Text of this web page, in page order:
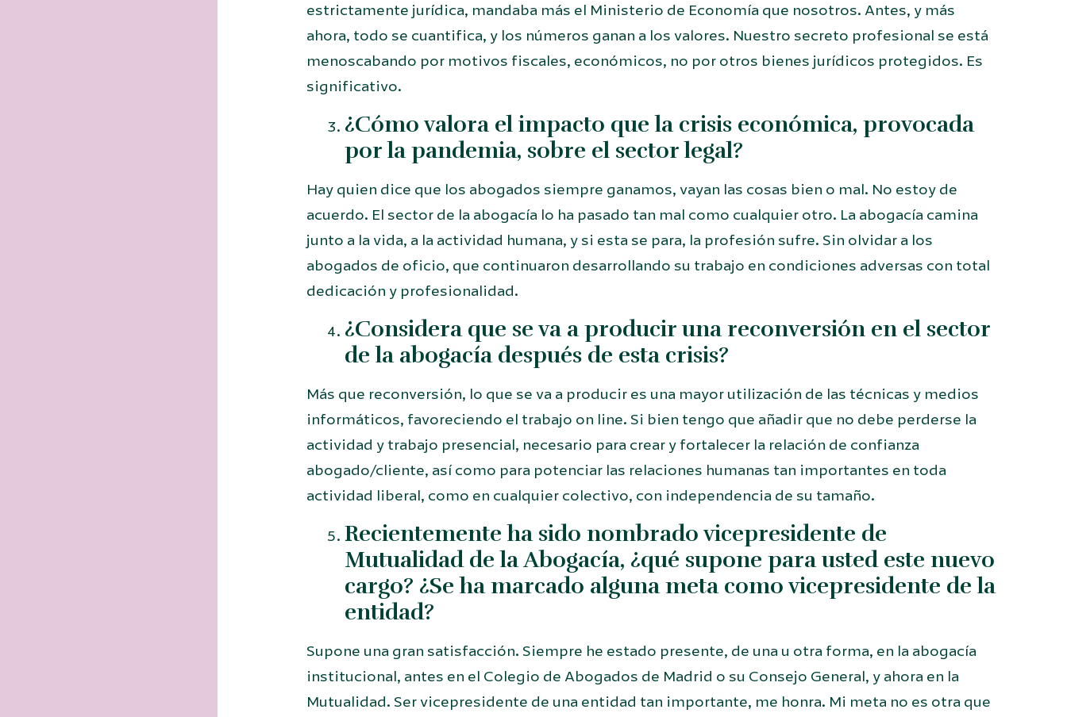
estrictamente jurídica, mandaba más el Ministerio de Economía que nosotros. Antes, y más
ahora, todo se cuantifica, y los números ganan a los valores. Nuestro secreto profesional se está
menoscabando por motivos fiscales, económicos, no por otros bienes jurídicos protegidos. Es
significativo.
¿Cómo valora el impacto que la crisis económica, provocada
por la pandemia, sobre el sector legal?
Hay quien dice que los abogados siempre ganamos, vayan las cosas bien o mal. No estoy de
acuerdo. El sector de la abogacía lo ha pasado tan mal como cualquier otro. La abogacía camina
junto a la vida, a la actividad humana, y si esta se para, la profesión sufre. Sin olvidar a los
abogados de oficio, que continuaron desarrollando su trabajo en condiciones adversas con total
dedicación y profesionalidad.
¿Considera que se va a producir una reconversión en el sector
de la abogacía después de esta crisis?
Más que reconversión, lo que se va a producir es una mayor utilización de las técnicas y medios
informáticos, favoreciendo el trabajo on line. Si bien tengo que añadir que no debe perderse la
actividad y trabajo presencial, necesario para crear y fortalecer la relación de confianza
abogado/cliente, así como para potenciar las relaciones humanas tan importantes en toda
actividad liberal, como en cualquier colectivo, con independencia de su tamaño.
Recientemente ha sido nombrado vicepresidente de
Mutualidad de la Abogacía, ¿qué supone para usted este nuevo
cargo? ¿Se ha marcado alguna meta como vicepresidente de la
entidad?
Supone una gran satisfacción. Siempre he estado presente, de una u otra forma, en la abogacía
institucional, antes en el Colegio de Abogados de Madrid o su Consejo General, y ahora en la
Mutualidad. Ser vicepresidente de una entidad tan importante, me honra. Mi meta no es otra que